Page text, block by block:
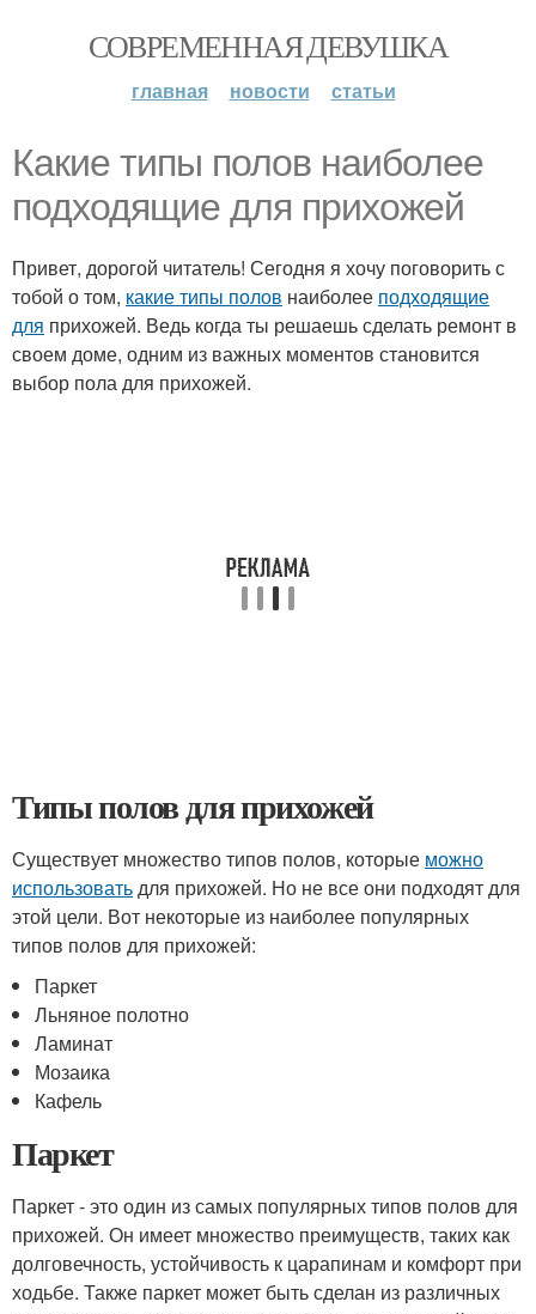
СОВРЕМЕННАЯ ДЕВУШКА
главная новости статьи
Какие типы полов наиболее
подходящие для прихожей
Привет, дорогой читатель! Сегодня я хочу поговорить с
тобой о том, какие типы полов наиболее подходящие
для прихожей. Ведь когда ты решаешь сделать ремонт в
своем доме, одним из важных моментов становится
выбор пола для прихожей.
Типы полов для прихожей
Существует множество типов полов, которые можно
использоватьдля прихожей. Но не все они подходят для
этой цели. Вот некоторые из наиболее популярных
типов полов для прихожей:
Паркет
Льняное полотно
Ламинат
Мозаика
Кафель
Паркет
Паркет - это один из самых популярных типов полов для
прихожей. Он имеет множество преимуществ, таких как
долговечность, устойчивость к царапинам и комфорт при
ходьбе. Также паркет может быть сделан из различных